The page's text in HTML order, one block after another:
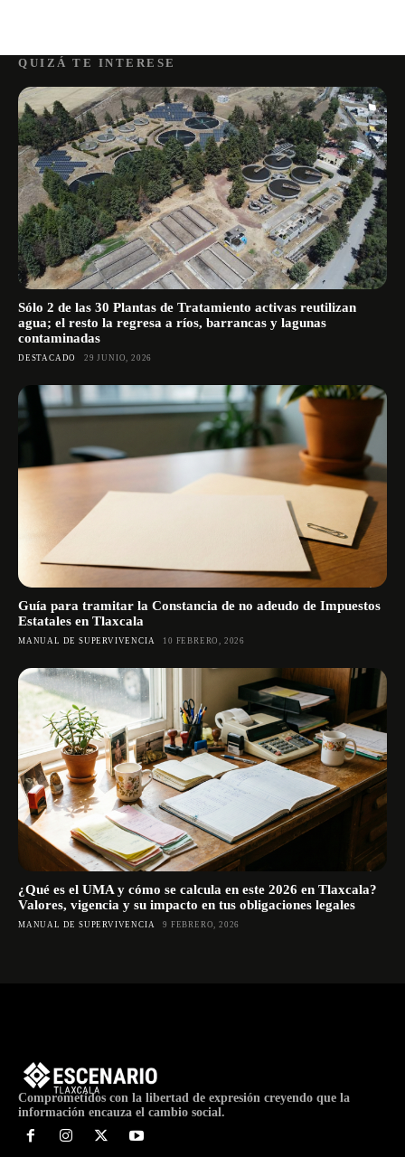
QUIZÁ TE INTERESE
Sólo 2 de las 30 Plantas de Tratamiento activas reutilizan
agua; el resto la regresa a ríos, barrancas y lagunas
contaminadas
DESTACADO 29 JUNIO, 2026
Guía para tramitar la Constancia de no adeudo de Impuestos
Estatales en Tlaxcala
MANUAL DE SUPERVIVENCIA 10 FEBRERO, 2026
¿Qué es el UMA y cómo se calcula en este 2026 en Tlaxcala?
Valores, vigencia y su impacto en tus obligaciones legales
MANUAL DE SUPERVIVENCIA 9 FEBRERO, 2026
Comprometidos con la libertad de expresión creyendo que la
información encauza el cambio social.